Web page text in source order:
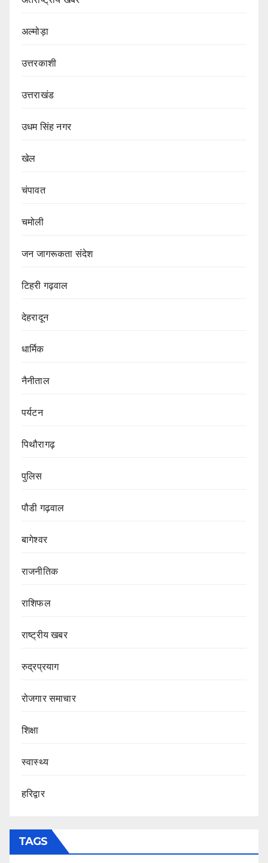
अल्मोड़ा
उत्तरकाशी
उत्तराखंड
उधम सिंह नगर
खेल
चंपावत
चमोली
जन जागरूकता संदेश
टिहरी गढ़वाल
देहरादून
धार्मिक
नैनीताल
पर्यटन
पिथौरागढ़
पुलिस
पौडी गढ़वाल
बागेश्वर
राजनीतिक
राशिफल
राष्ट्रीय खबर
रुद्रप्रयाग
रोजगार समाचार
शिक्षा
स्वास्थ्य
हरिद्वार
TAGS